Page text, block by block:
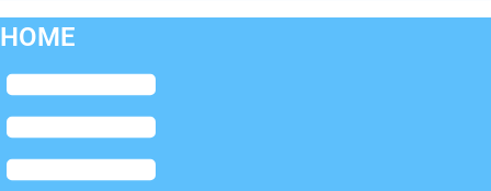
HOME
Flyout
Menu